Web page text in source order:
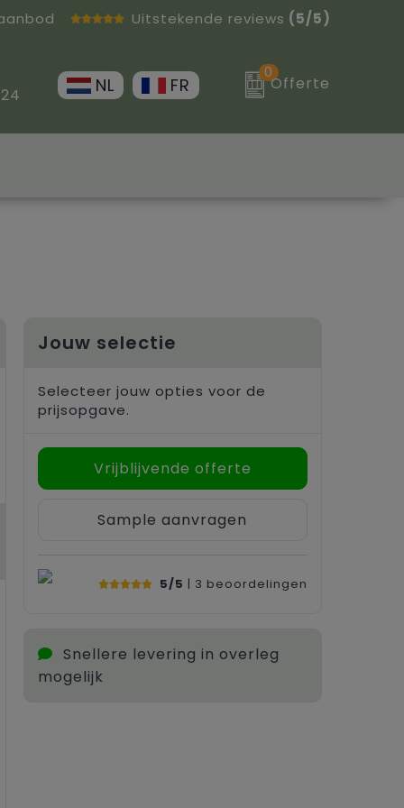
Uitstekende reviews (5/5)
NL FR
0
Offerte
Jouw selectie
Selecteer jouw opties voor de
prijsopgave.
Vrijblijvende offerte
Sample aanvragen
5/5 | 3 beoordelingen
Snellere levering in overleg
mogelijk